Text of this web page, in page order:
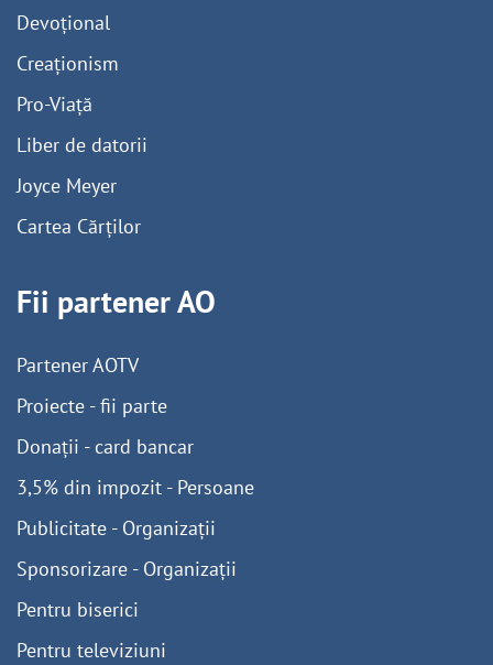
Devoțional
Creaționism
Pro-Viață
Liber de datorii
Joyce Meyer
Cartea Cărților
Fii partener AO
Partener AOTV
Proiecte - fii parte
Donații - card bancar
3,5% din impozit - Persoane
Publicitate - Organizații
Sponsorizare - Organizații
Pentru biserici
Pentru televiziuni